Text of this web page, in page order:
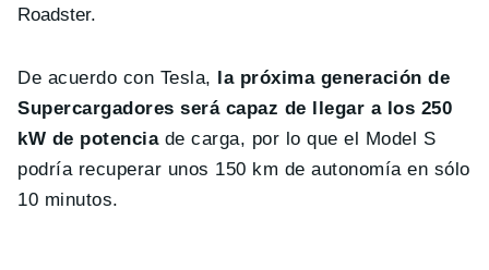
Roadster.
De acuerdo con Tesla, la próxima generación de
Supercargadores será capaz de llegar a los 250
kW de potenciade carga, por lo que el Model S
podría recuperar unos 150 km de autonomía en sólo
10 minutos.